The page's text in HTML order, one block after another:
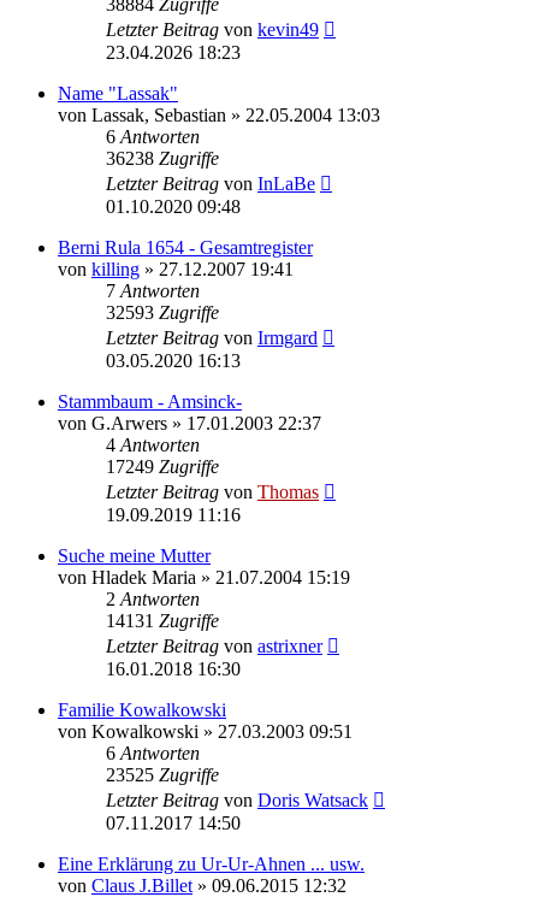
Letzter Beitrag von kevin49
23.04.2026 18:23
Name "Lassak"
von Lassak, Sebastian » 22.05.2004 13:03
6 Antworten
36238 Zugriffe
Letzter Beitrag von InLaBe
01.10.2020 09:48
Berni Rula 1654 - Gesamtregister
von killing » 27.12.2007 19:41
7 Antworten
32593 Zugriffe
Letzter Beitrag von Irmgard
03.05.2020 16:13
Stammbaum - Amsinck-
von G.Arwers » 17.01.2003 22:37
4 Antworten
17249 Zugriffe
Letzter Beitrag von Thomas
19.09.2019 11:16
Suche meine Mutter
von Hladek Maria » 21.07.2004 15:19
2 Antworten
14131 Zugriffe
Letzter Beitrag von astrixner
16.01.2018 16:30
Familie Kowalkowski
von Kowalkowski » 27.03.2003 09:51
6 Antworten
23525 Zugriffe
Letzter Beitrag von Doris Watsack
07.11.2017 14:50
Eine Erklärung zu Ur-Ur-Ahnen ... usw.
von Claus J.Billet » 09.06.2015 12:32